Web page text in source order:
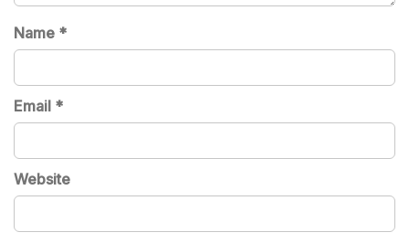
Name *
Email *
Website